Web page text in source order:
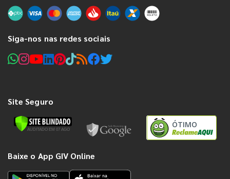
Siga-nos nas redes sociais
Site Seguro
ÓTIMO
Baixe o App GIV Online